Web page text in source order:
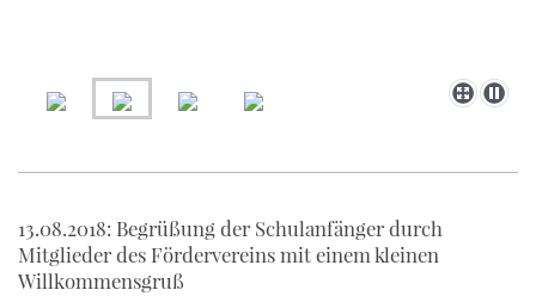
13.08.2018: Begrüßung der Schulanfänger durch
Mitglieder des Fördervereins mit einem kleinen
Willkommensgruß